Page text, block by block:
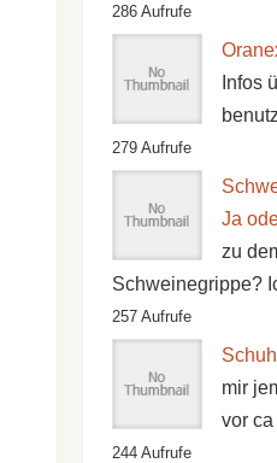
286 Aufrufe
Infos
279 Aufrufe
Ja
zu
Schweinegrippe?
257 Aufrufe
mir
vor ca
244 Aufrufe